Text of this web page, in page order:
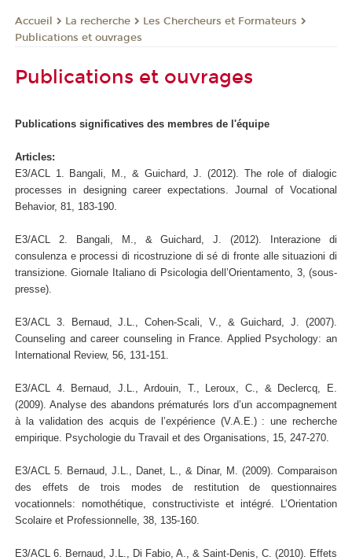
Accueil La recherche
Les Chercheurs et Formateurs
Publications et ouvrages
Publications et ouvrages
Publications significatives des membres de l'équipe
Articles:
E3/ACL 1. Bangali, M., & Guichard, J. (2012). The role of dialogic
processes in designing career expectations. Journal of Vocational
Behavior, 81, 183-190.
E3/ACL 2. Bangali, M., & Guichard, J. (2012). Interazione di
consulenza e processi di ricostruzione di sé di fronte alle situazioni di
transizione. Giornale Italiano di Psicologia dell’Orientamento, 3, (sous-
presse).
E3/ACL 3. Bernaud, J.L., Cohen-Scali, V., & Guichard, J. (2007).
Counseling and career counseling in France. Applied Psychology: an
International Review, 56, 131-151.
E3/ACL 4. Bernaud, J.L., Ardouin, T., Leroux, C., & Declercq, E.
(2009). Analyse des abandons prématurés lors d’un accompagnement
à la validation des acquis de l’expérience (V.A.E.) : une recherche
empirique. Psychologie du Travail et des Organisations, 15, 247-270.
E3/ACL 5. Bernaud, J.L., Danet, L., & Dinar, M. (2009). Comparaison
des effets de trois modes de restitution de questionnaires
vocationnels: nomothétique, constructiviste et intégré. L’Orientation
Scolaire et Professionnelle, 38, 135-160.
E3/ACL 6. Bernaud, J.L., Di Fabio, A., & Saint-Denis, C. (2010). Effets